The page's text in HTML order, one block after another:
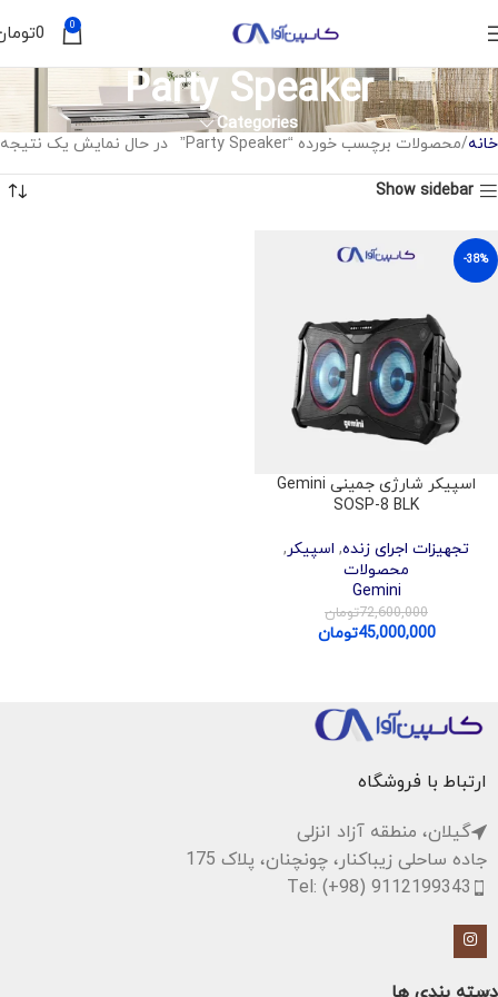
0
0
Party Speaker
Categories
خانه محصولات برچسب خورده “Party Speaker” در حال نمایش یک نتیجه
Show sidebar
-38%
اسپیکر شارژی جمینی Gemini
SOSP-8 BLK
تجهیزات اجرای زنده, اسپیکر,
محصولات
Gemini
72,600,000تومان
45,000,000تومان
ارتباط با فروشگاه
گیلان، منطقه آزاد انزلی
جاده ساحلی زیباکنار، چونچنان، پلاک 175
Tel: (+98) 9112199343
دسته بندی ها